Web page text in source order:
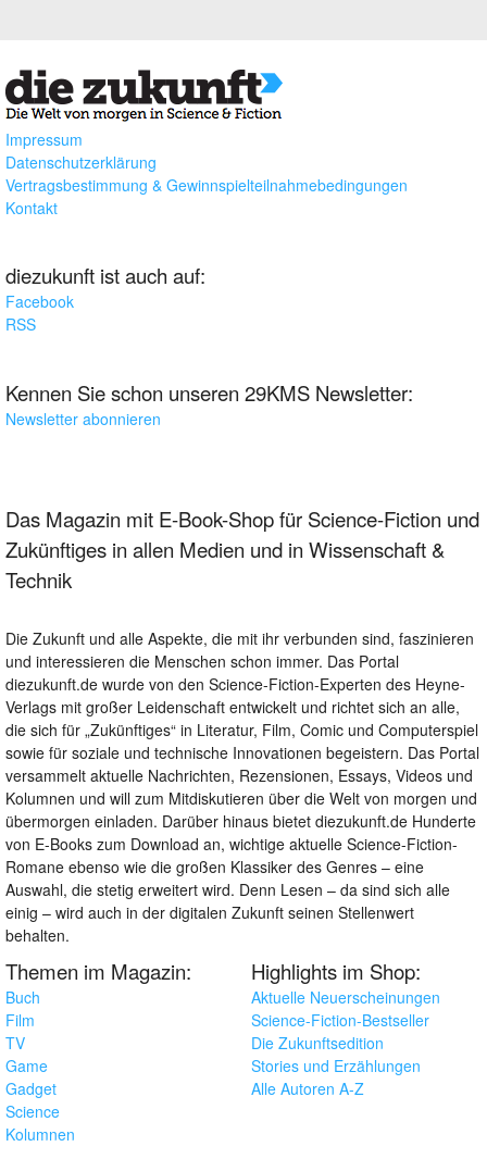
Impressum
Datenschutzerklärung
Vertragsbestimmung & Gewinnspielteilnahmebedingungen
Kontakt
diezukunft ist auch auf:
Facebook
RSS
Kennen Sie schon unseren 29KMS Newsletter:
Newsletter abonnieren
Das Magazin mit E-Book-Shop für Science-Fiction und
Zukünftiges in allen Medien und in Wissenschaft &
Technik
Die Zukunft und alle Aspekte, die mit ihr verbunden sind, faszinieren
und interessieren die Menschen schon immer. Das Portal
diezukunft.de wurde von den Science-Fiction-Experten des Heyne-
Verlags mit großer Leidenschaft entwickelt und richtet sich an alle,
die sich für „Zukünftiges“ in Literatur, Film, Comic und Computerspiel
sowie für soziale und technische Innovationen begeistern. Das Portal
versammelt aktuelle Nachrichten, Rezensionen, Essays, Videos und
Kolumnen und will zum Mitdiskutieren über die Welt von morgen und
übermorgen einladen. Darüber hinaus bietet diezukunft.de Hunderte
von E-Books zum Download an, wichtige aktuelle Science-Fiction-
Romane ebenso wie die großen Klassiker des Genres – eine
Auswahl, die stetig erweitert wird. Denn Lesen – da sind sich alle
einig – wird auch in der digitalen Zukunft seinen Stellenwert
behalten.
Themen im Magazin:
Buch
Film
TV
Game
Gadget
Science
Kolumnen
Highlights im Shop:
Aktuelle Neuerscheinungen
Science-Fiction-Bestseller
Die Zukunftsedition
Stories und Erzählungen
Alle Autoren A-Z